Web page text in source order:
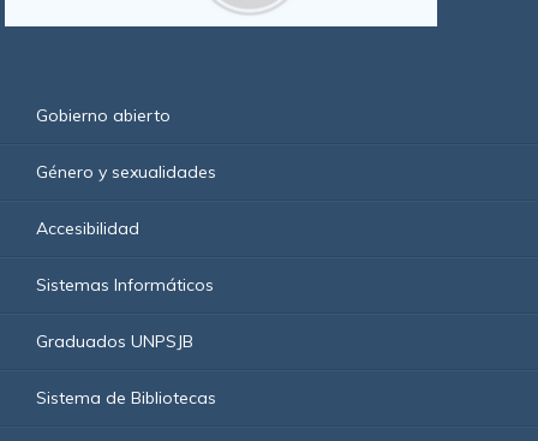
Gobierno abierto
Género y sexualidades
Accesibilidad
Sistemas Informáticos
Graduados UNPSJB
Sistema de Bibliotecas